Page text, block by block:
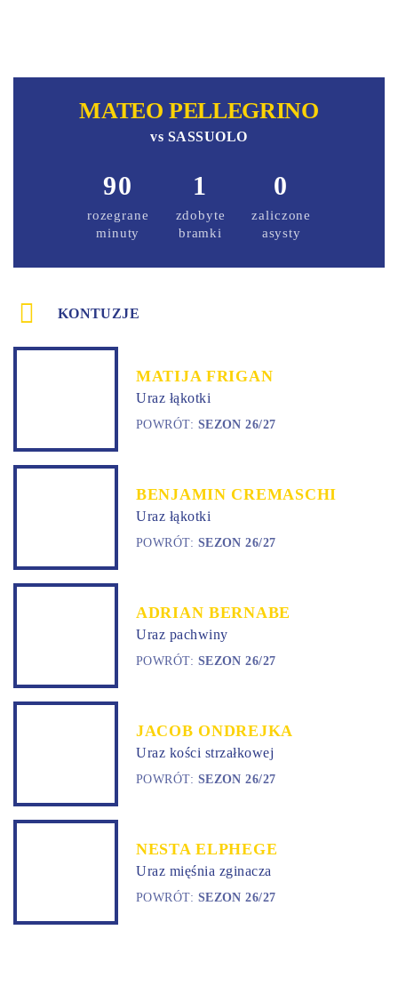
MATEO PELLEGRINO
vs SASSUOLO
90
rozegrane
minuty
1
zdobyte
bramki
0
zaliczone
asysty
KONTUZJE
MATIJA FRIGAN
Uraz łąkotki
POWRÓT: SEZON 26/27
BENJAMIN CREMASCHI
Uraz łąkotki
POWRÓT: SEZON 26/27
ADRIAN BERNABE
Uraz pachwiny
POWRÓT: SEZON 26/27
JACOB ONDREJKA
Uraz kości strzałkowej
POWRÓT: SEZON 26/27
NESTA ELPHEGE
Uraz mięśnia zginacza
POWRÓT: SEZON 26/27